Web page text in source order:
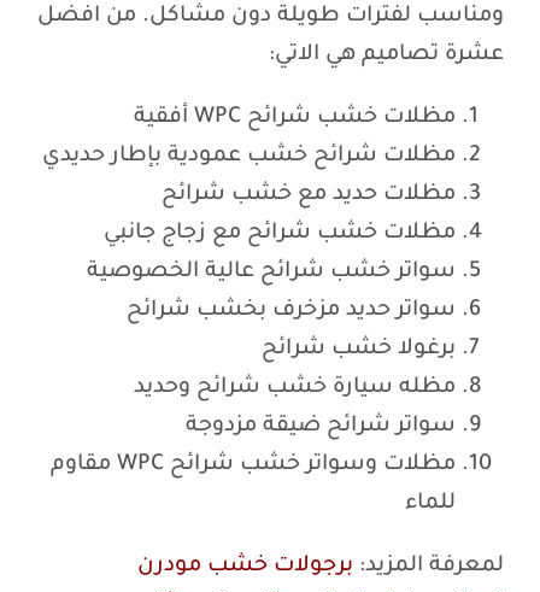
ومناسب لفترات طويلة دون مشاكل. من افضل
عشرة تصاميم هي الاتي:
مظلات خشب شرائح WPC أفقية
مظلات شرائح خشب عمودية بإطار حديدي
مظلات حديد مع خشب شرائح
مظلات خشب شرائح مع زجاج جانبي
سواتر خشب شرائح عالية الخصوصية
سواتر حديد مزخرف بخشب شرائح
برغولا خشب شرائح
مظله سيارة خشب شرائح وحديد
سواتر شرائح ضيقة مزدوجة
مظلات وسواتر خشب شرائح WPC مقاوم
للماء
لمعرفة المزيد: برجولات خشب مودرن